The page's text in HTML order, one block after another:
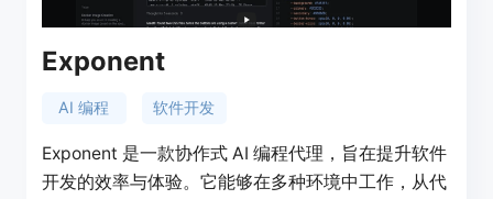
Exponent
AI 编程 软件开发
Exponent 是一款协作式 AI 编程代理，旨在提升软件
开发的效率与体验。它能够在多种环境中工作，从代